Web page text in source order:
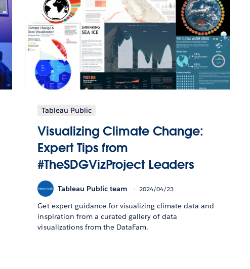
Tableau Public
Visualizing Climate Change:
Expert Tips from
#TheSDGVizProject Leaders
Tableau Public team 2024/04/23
Get expert guidance for visualizing climate data and
inspiration from a curated gallery of data
visualizations from the DataFam.